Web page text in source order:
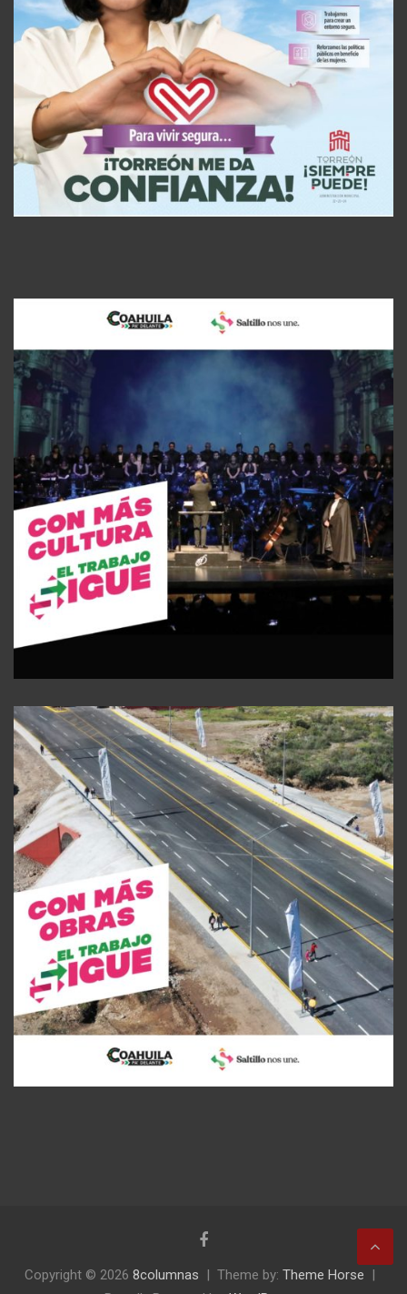
Copyright © 2026 8columnas Theme by: Theme Horse